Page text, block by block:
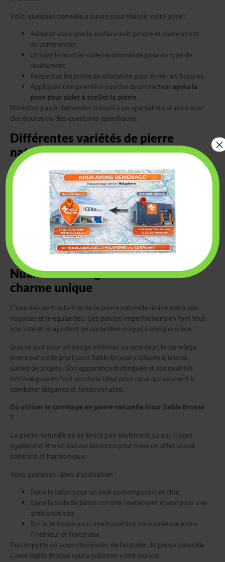
Voici quelques conseils à suivre pour réussir votre pose :
Assurez-vous que la surface soit propre et plane avant
de commencer.
Utilisez le mortier-colle recommandé pour ce type de
revêtement.
Respectez les joints de dilatation pour éviter les fissures.
Appliquez une première couche de protection après la
pose pour aider à sceller la pierre.
N’hésitez pas à demander conseil à un spécialiste si vous avez
des doutes ou des questions spécifiques.
Différentes variétés de pierre
naturelle
La pierre naturelle se décline en plusieurs variétés, chacune
avec ses propres caractéristiques et spécificités. En
choisissant un travertin gris silver, par exemple, vous pourrez
apporter une note d’authenticité et de charme ancien à votre
Le carrelage slim en fin de série est aussi une option
intéressante pour ceux qui recherchent des dalles moins
épaisses sans compromettre la qualité ni l’esthétique.
Nuances et irrégularités : un
charme unique
L’une des particularités de la pierre naturelle réside dans ses
nuances et irrégularités. Ces petites imperfections en font tout
son intérêt et ajoutent un caractère unique à chaque pièce.
Que ce soit pour un usage intérieur ou extérieur, le carrelage
pierre naturelle gris Luxor Sable Brossé s’adapte à toutes
sortes de projets. Son apparence distinguée et ses qualités
intrinsèques en font un choix idéal pour ceux qui aspirent à
combiner élégance et fonctionnalité.
Où utiliser le carrelage en pierre naturelle luxor Sable Brossé
?
La pierre naturelle ne se limite pas seulement au sol. Il peut
également être utilisé sur les murs pour créer un effet visuel
cohérent et harmonieux.
Voici quelques idées d’utilisation :
Dans le salon pour un look contemporain et chic.
Dans la salle de bains comme revêtement mural pour une
ambiance spa.
Sur la terrasse pour une transition harmonieuse entre
l’intérieur et l’extérieur.
Peu importe où vous choisissez de l’installer, la pierre naturelle
Luxor Sable Brossé saura sublimer votre espace.
×